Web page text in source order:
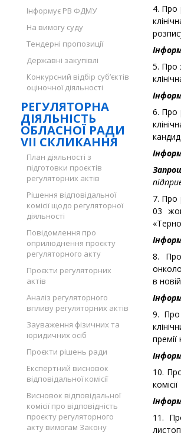
Інформує РВ ФДМУ
На вимогу суду
Тендерні пропозиції
Державні закупівлі
Конкурсний відбір суб’єктів
оціночної діяльності
РЕГУЛЯТОРНА
ДІЯЛЬНІСТЬ
ОБЛАСНОЇ РАДИ
VII СКЛИКАННЯ
План діяльності з
підготовки проєктів
регуляторних актів
Рішення відповідальної
комісії щодо регуляторної
діяльності
Повідомлення про
оприлюднення проєкту
регуляторного акту
Проєкти регуляторних
актів
Аналіз регуляторного
впливу регуляторних актів
Зауваження фізичних та
юридичних осіб
Проєкти рішень ради
Експертний висновок
відповідальної комісії
Висновок відповідальної
комісії про відповідність
проєкту регуляторного
акту вимогам Закону
4. Про
5. Про
6. Про
7. Про
03
8. Про
в
9. Про
10.
11.